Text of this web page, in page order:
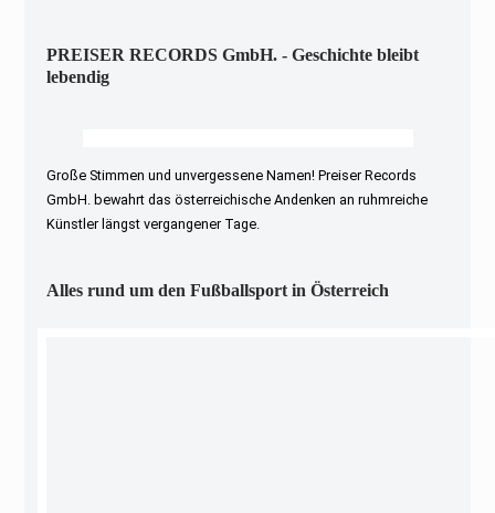
PREISER RECORDS GmbH. - Geschichte bleibt
lebendig
Große Stimmen und unvergessene Namen! Preiser Records
GmbH. bewahrt das österreichische Andenken an ruhmreiche
Künstler längst vergangener Tage.
Alles rund um den Fußballsport in Österreich